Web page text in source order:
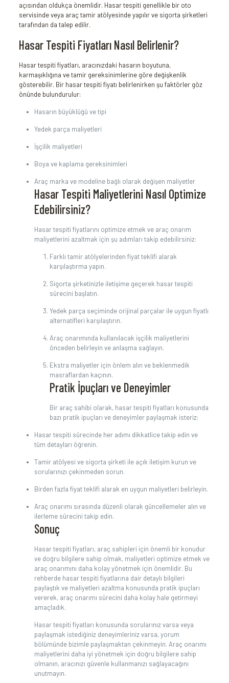
açısından oldukça önemlidir. Hasar tespiti genellikle bir oto
servisinde veya araç tamir atölyesinde yapılır ve sigorta şirketleri
tarafından da talep edilir.
Hasar Tespiti Fiyatları Nasıl Belirlenir?
Hasar tespiti fiyatları, aracınızdaki hasarın boyutuna,
karmaşıklığına ve tamir gereksinimlerine göre değişkenlik
gösterebilir. Bir hasar tespiti fiyatı belirlenirken şu faktörler göz
önünde bulundurulur:
Hasarın büyüklüğü ve tipi
Yedek parça maliyetleri
İşçilik maliyetleri
Boya ve kaplama gereksinimleri
Araç marka ve modeline bağlı olarak değişen maliyetler
Hasar Tespiti Maliyetlerini Nasıl Optimize
Edebilirsiniz?
Hasar tespiti fiyatlarını optimize etmek ve araç onarım
maliyetlerini azaltmak için şu adımları takip edebilirsiniz:
Farklı tamir atölyelerinden fiyat teklifi alarak
karşılaştırma yapın.
Sigorta şirketinizle iletişime geçerek hasar tespiti
sürecini başlatın.
Yedek parça seçiminde orijinal parçalar ile uygun fiyatlı
alternatifleri karşılaştırın.
Araç onarımında kullanılacak işçilik maliyetlerini
önceden belirleyin ve anlaşma sağlayın.
Ekstra maliyetler için önlem alın ve beklenmedik
masraflardan kaçının.
Pratik İpuçları ve Deneyimler
Bir araç sahibi olarak, hasar tespiti fiyatları konusunda
bazı pratik ipuçları ve deneyimler paylaşmak isteriz:
Hasar tespiti sürecinde her adımı dikkatlice takip edin ve
tüm detayları öğrenin.
Tamir atölyesi ve sigorta şirketi ile açık iletişim kurun ve
sorularınızı çekinmeden sorun.
Birden fazla fiyat teklifi alarak en uygun maliyetleri belirleyin.
Araç onarımı sırasında düzenli olarak güncellemeler alın ve
ilerleme sürecini takip edin.
Sonuç
Hasar tespiti fiyatları, araç sahipleri için önemli bir konudur
ve doğru bilgilere sahip olmak, maliyetleri optimize etmek ve
araç onarımını daha kolay yönetmek için önemlidir. Bu
rehberde hasar tespiti fiyatlarına dair detaylı bilgileri
paylaştık ve maliyetleri azaltma konusunda pratik ipuçları
vererek, araç onarımı sürecini daha kolay hale getirmeyi
amaçladık.
Hasar tespiti fiyatları konusunda sorularınız varsa veya
paylaşmak istediğiniz deneyimleriniz varsa, yorum
bölümünde bizimle paylaşmaktan çekinmeyin. Araç onarımı
maliyetlerini daha iyi yönetmek için doğru bilgilere sahip
olmanın, aracınızı güvenle kullanmanızı sağlayacağını
unutmayın.